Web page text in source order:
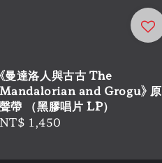
《曼達洛人與古古 The
Mandalorian and Grogu》 原
聲帶 （黑膠唱片 LP）
Regular
NT$ 1,450